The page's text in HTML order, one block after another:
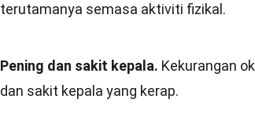
terutamanya semasa aktiviti fizikal.
Pening dan sakit kepala. Kekurangan
dan sakit kepala yang kerap.